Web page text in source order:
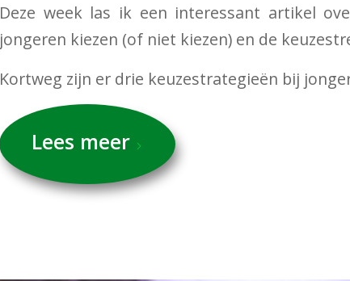
Deze week las ik een interessant artikel
jongeren kiezen (of niet kiezen) en de
Kortweg zijn er drie keuzestrategieën bij
Lees meer